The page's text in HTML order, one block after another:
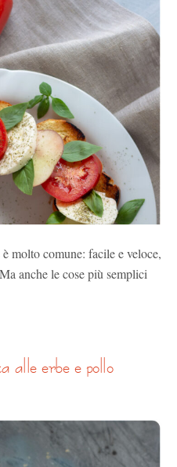
è molto comune: facile e veloce,
anche le cose più semplici